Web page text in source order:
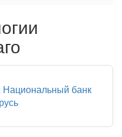
Национальный банк